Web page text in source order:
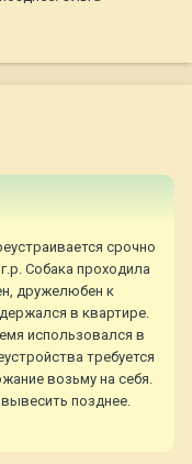
срочно
Собака проходила
дружелюбен к
в квартире.
использовался в
требуется
возьму на себя.
позднее.